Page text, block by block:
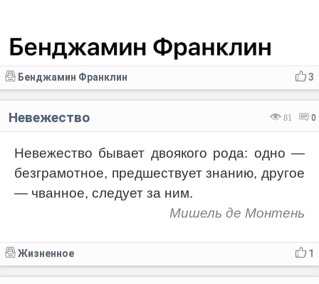
3
Бенджамин Франклин
81 0
Невежество
Невежество бывает двоякого рода: одно —
безграмотное, предшествует знанию, другое
— чванное, следует за ним.
Мишель де Монтень
1
Жизненное